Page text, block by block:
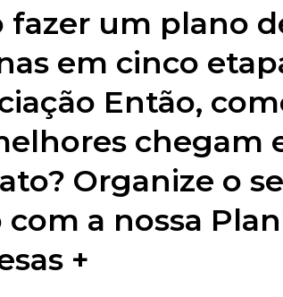
fazer um plano
em cinco
Então,
chegam
Organize o
com a nossa
+